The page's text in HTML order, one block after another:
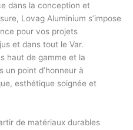
dans la conception et
Lovag Aluminium s’impose
pour vos projets
et dans tout le Var.
haut de gamme et la
un point d’honneur à
esthétique soignée et
de matériaux durables